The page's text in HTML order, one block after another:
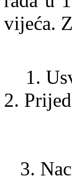
vijeća.
1.
2.
3.